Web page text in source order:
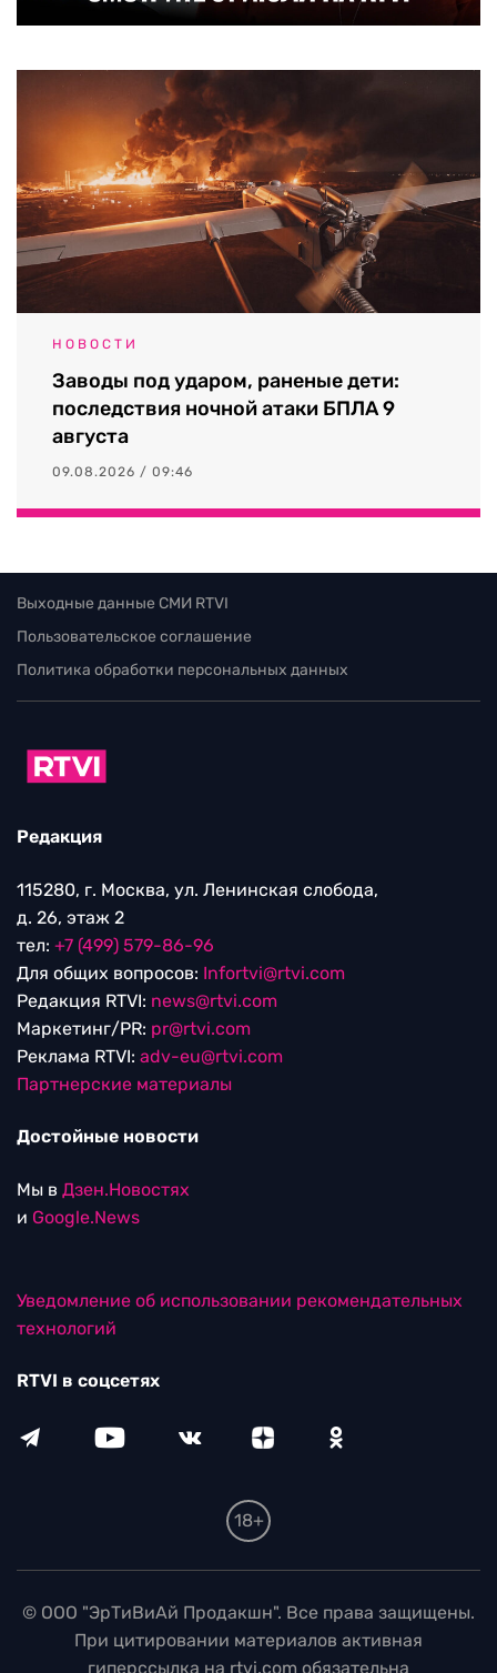
НОВОСТИ
Заводы под ударом, раненые дети:
последствия ночной атаки БПЛА 9
августа
09.08.2026 / 09:46
Выходные данные СМИ RTVI
Пользовательское соглашение
Политика обработки персональных данных
Редакция
115280, г. Москва, ул. Ленинская слобода,
д. 26, этаж 2
тел: +7 (499) 579-86-96
Для общих вопросов: Infortvi@rtvi.com
Редакция RTVI: news@rtvi.com
Маркетинг/PR: pr@rtvi.com
Реклама RTVI: adv-eu@rtvi.com
Партнерские материалы
Достойные новости
Мы в Дзен.Новостях
и Google.News
Уведомление об использовании рекомендательных
технологий
RTVI в соцсетях
18+
© ООО "ЭрТиВиАй Продакшн". Все права защищены.
При цитировании материалов активная
гиперссылка на rtvi.com обязательна